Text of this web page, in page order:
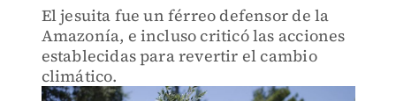
El jesuita fue un férreo defensor de la
Amazonía, e incluso criticó las acciones
establecidas para revertir el cambio
climático.